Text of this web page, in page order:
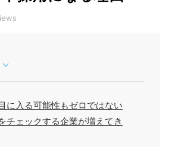
に入る可能性もゼロではない
チェックする企業が増えてき